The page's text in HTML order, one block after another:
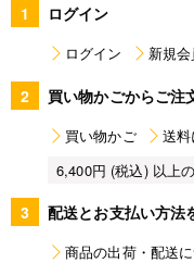
1 ログイン
ログイン 新規
2 買い物かごからご注
買い物かご 送
6,400円 (税込) 以上
3 配送とお支払い方法
商品の出荷・配送